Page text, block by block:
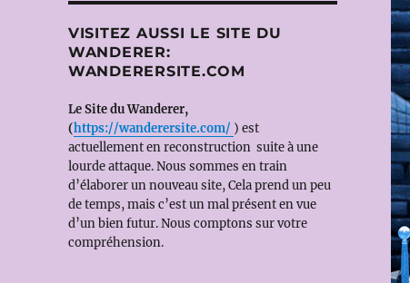
VISITEZ AUSSI LE SITE DU
WANDERER:
WANDERERSITE.COM
Le Site du Wanderer,
(https://wanderersite.com/ ) est
actuellement en reconstruction suite à une
lourde attaque. Nous sommes en train
d’élaborer un nouveau site, Cela prend un peu
de temps, mais c’est un mal présent en vue
d’un bien futur. Nous comptons sur votre
compréhension.